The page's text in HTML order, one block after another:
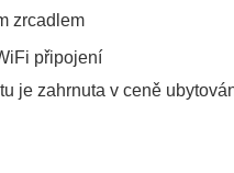
zrcadlem
připojení
je zahrnuta v ceně